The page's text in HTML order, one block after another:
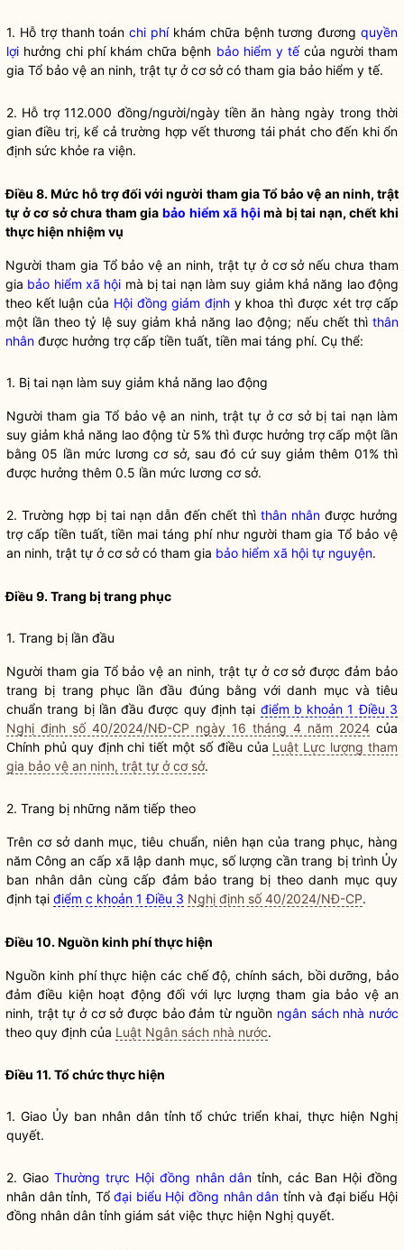
1. Hỗ trợ thanh toánchi phíkhám chữa bệnh tương đươngquyền
lợi hưởngchi phíkhám chữa bệnh bảo hiểm y tếcủa người tham
gia Tổ bảo vệ an ninh, trật tự ở cơ sở có tham gia bảo hiểm y tế.
2. Hỗ trợ 112.000 đồng/người/ngày tiền ăn hàng ngày trong thời
gian điều trị, kể cả trường hợp vết thương tái phát cho đến khi ổn
định sức khỏe ra viện.
Điều 8. Mức hỗ trợ đối với người tham gia Tổ bảo vệ an ninh, trật
tự ở cơ sở chưa tham gia bảo hiểm xã hội mà bị tai nạn, chết khi
thực hiện nhiệm vụ
Người tham gia Tổ bảo vệ an ninh, trật tự ở cơ sở nếu chưa tham
gia bảo hiểm xã hội mà bị tai nạn làm suy giảm khả năng lao động
theo kết luận của Hội đồng giám định y khoa thì được xét trợ cấp
một lần theo tỷ lệ suy giảm khả năng lao động; nếu chết thì thân
nhân được hưởng trợ cấp tiền tuất, tiền mai táng phí. Cụ thể:
1. Bị tai nạn làm suy giảm khả năng lao động
Người tham gia Tổ bảo vệ an ninh, trật tự ở cơ sở bị tai nạn làm
suy giảm khả năng lao động từ 5% thì được hưởng trợ cấp một lần
bằng 05 lần mức lương cơ sở, sau đó cứ suy giảm thêm 01% thì
được hưởng thêm 0.5 lần mức lương cơ sở.
2. Trường hợp bị tai nạn dẫn đến chết thì thân nhânđược hưởng
trợ cấp tiền tuất, tiền mai táng phí như người tham gia Tổ bảo vệ
an ninh, trật tự ở cơ sở có tham gia bảo hiểm xã hội tự nguyện.
Điều 9. Trang bị trang phục
1. Trang bị lần đầu
Người tham gia Tổ bảo vệ an ninh, trật tự ở cơ sở được đảm bảo
trang bị trang phục lần đầu đúng bằng với danh mục và tiêu
chuẩn trang bị lần đầu được quy định tại điểm b khoản 1 Điều 3
Nghị định số 40/2024/NĐ-CP ngày 16 tháng 4 năm 2024 của
Chính phủ quy định chi tiết một số điều của Luật Lực lượng tham
gia bảo vệ an ninh, trật tự ở cơ sở.
2. Trang bị những năm tiếp theo
Trên cơ sở danh mục, tiêu chuẩn, niên hạn của trang phục, hàng
năm Công an cấp xã lập danh mục, số lượng cần trang bị trình Ủy
ban nhân dân cùng cấp đảm bảo trang bị theo danh mục quy
định tại điểm c khoản 1 Điều 3 Nghị định số 40/2024/NĐ-CP.
Điều 10. Nguồn kinh phí thực hiện
Nguồn kinh phí thực hiện các chế độ, chính sách, bồi dưỡng, bảo
đảm điều kiện hoạt động đối với lực lượng tham gia bảo vệ an
ninh, trật tự ở cơ sở được bảo đảm từ nguồn ngân sách nhà nước
theo quy định của Luật Ngân sách nhà nước.
Điều 11. Tổ chức thực hiện
1. Giao Ủy ban nhân dântỉnh tổ chức triển khai, thực hiện Nghị
quyết.
2. Giao Thường trực Hội đồng nhân dân tỉnh, các Ban Hội đồng
nhân dân tỉnh, Tổđại biểu Hội đồng nhân dân tỉnh và đại biểu Hội
đồng nhân dân tỉnh giám sát việc thực hiện Nghị quyết.